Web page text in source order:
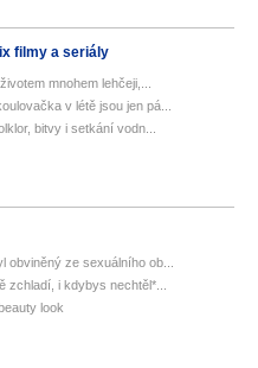
filmy a seriály
mnohem lehčeji,...
v létě jsou jen pá...
bitvy i setkání vodn...
ze sexuálního ob...
zchladí, i kdybys nechtěl*...
look